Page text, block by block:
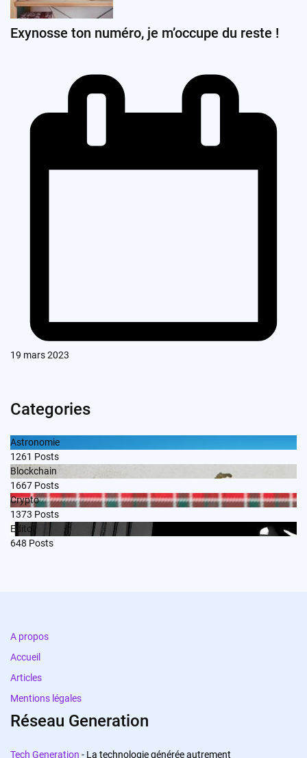
Exynosse ton numéro, je m’occupe du reste !
19 mars 2023
Categories
Astronomie
1261 Posts
Blockchain
1667 Posts
Crypto
1373 Posts
Edito
648 Posts
A propos
Accueil
Articles
Mentions légales
Réseau Generation
Tech Generation - La technologie générée autrement